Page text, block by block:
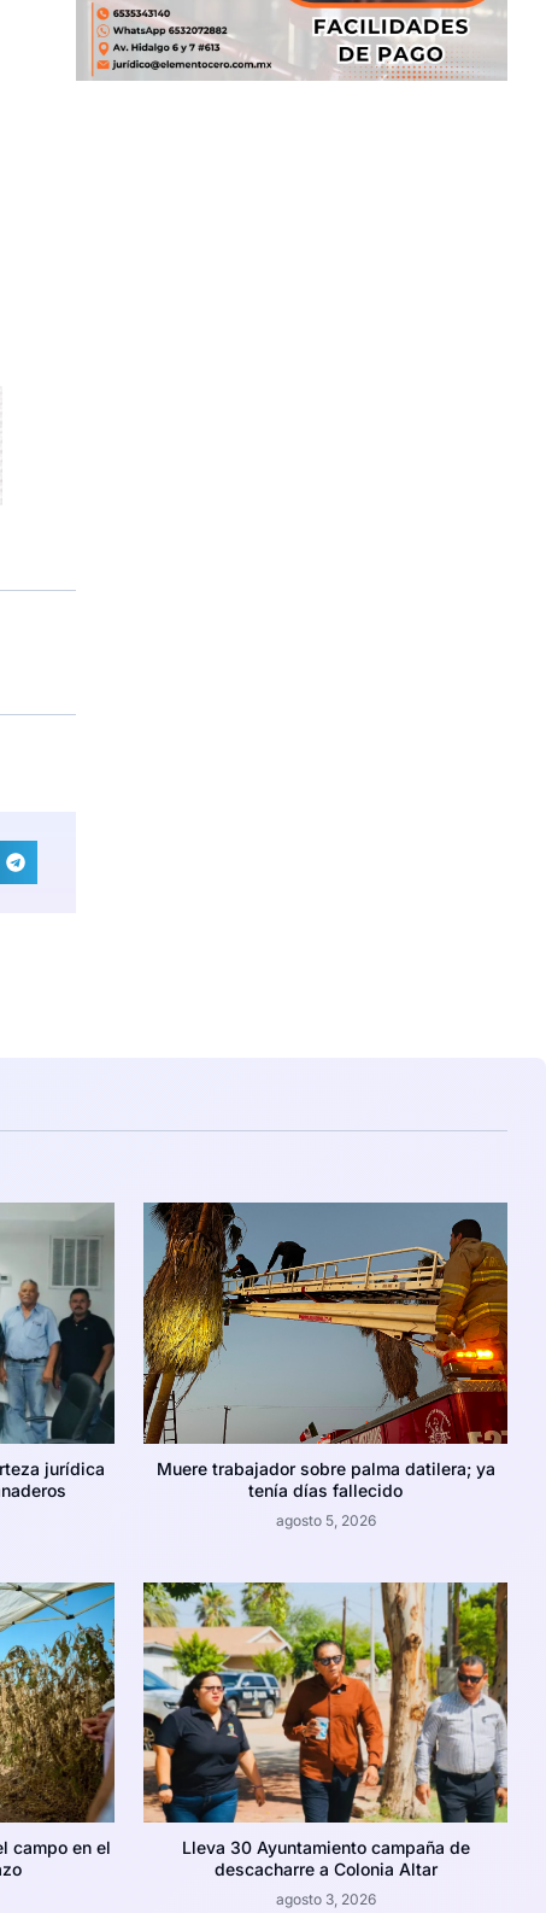
jurídica
Muere trabajador sobre palma datilera; ya
tenía días fallecido
agosto 5, 2026
campo en el
Lleva 30 Ayuntamiento campaña de
descacharre a Colonia Altar
agosto 3, 2026